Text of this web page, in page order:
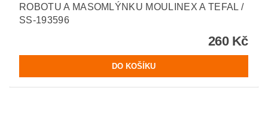
ROBOTU A MASOMLÝNKU MOULINEX A TEFAL /
SS-193596
260 Kč